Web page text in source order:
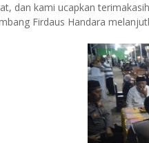
dan kami ucapkan
Firdaus Handara